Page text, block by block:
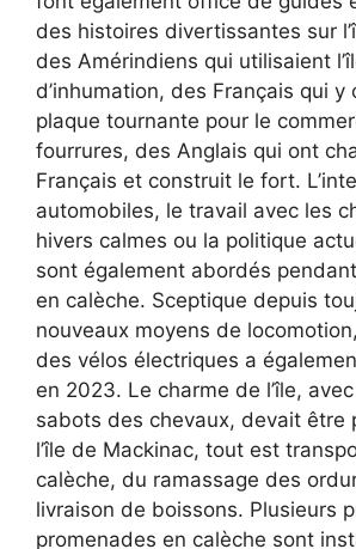
des histoires divertissantes sur
des Amérindiens qui utilisaient
d’inhumation, des Français qui y
plaque tournante pour le
fourrures, des Anglais qui ont
Français et construit le fort.
automobiles, le travail avec les
hivers calmes ou la politique
sont également abordés
en calèche. Sceptique depuis
nouveaux moyens de
des vélos électriques a
en 2023. Le charme de l’île,
sabots des chevaux, devait être
l’île de Mackinac, tout est
calèche, du ramassage des
livraison de boissons. Plusieurs
promenades en calèche sont